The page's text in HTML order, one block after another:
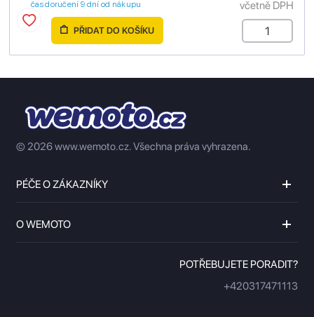
čas doručení 9 dní od nákupu
včetně DPH
PŘIDAT DO KOŠÍKU
© 2026 www.wemoto.cz.Všechna práva vyhrazena.
PÉČE O ZÁKAZNÍKY
O WEMOTO
POTŘEBUJETE PORADIT?
+420317471113